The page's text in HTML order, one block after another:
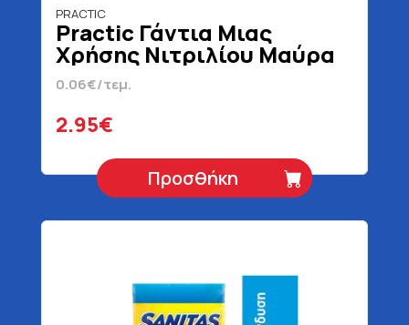
PRACTIC
Practic Γάντια Μιας
Χρήσης Νιτριλίου Μαύρα
Medium Χωρίς Πούδρα 50
Τεμάχια
0.06€/τεμ.
2.95€
Προσθήκη